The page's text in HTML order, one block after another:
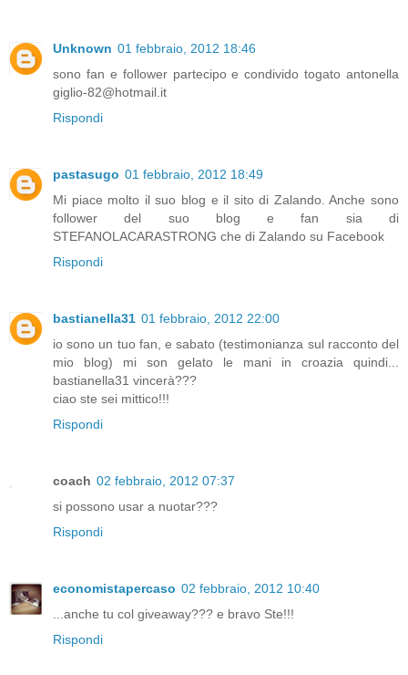
Unknown 01 febbraio, 2012 18:46
sono fan e follower partecipo e condivido togato antonella
giglio-82@hotmail.it
Rispondi
pastasugo 01 febbraio, 2012 18:49
Mi piace molto il suo blog e il sito di Zalando. Anche sono
follower del suo blog e fan sia di
STEFANOLACARASTRONG che di Zalando su Facebook
Rispondi
bastianella31 01 febbraio, 2012 22:00
io sono un tuo fan, e sabato (testimonianza sul racconto del
mio blog) mi son gelato le mani in croazia quindi...
bastianella31 vincerà???
ciao ste sei mittico!!!
Rispondi
coach 02 febbraio, 2012 07:37
si possono usar a nuotar???
Rispondi
economistapercaso 02 febbraio, 2012 10:40
...anche tu col giveaway??? e bravo Ste!!!
Rispondi